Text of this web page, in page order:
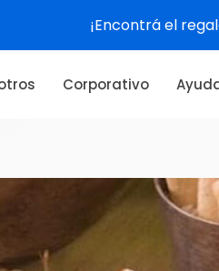
¡Encontrá el
Corporativo